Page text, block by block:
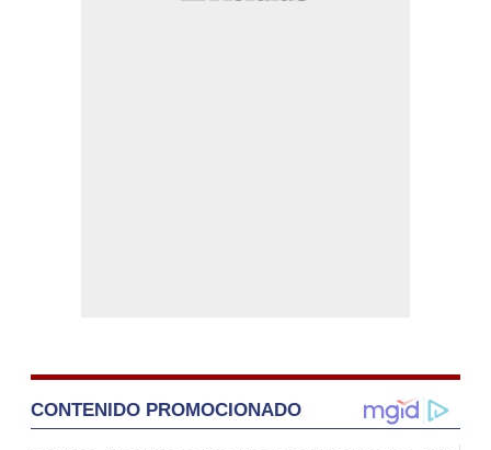
CONTENIDO PROMOCIONADO